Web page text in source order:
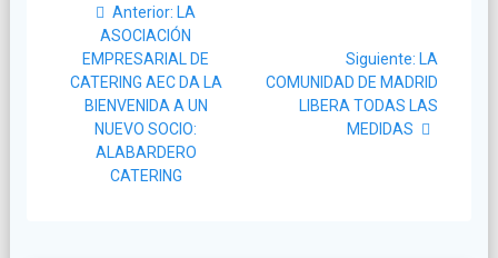
entradas
Anterior: Post
anterior:
LA
ASOCIACIÓN
EMPRESARIAL DE
CATERING AEC DA LA
BIENVENIDA A UN
NUEVO SOCIO:
ALABARDERO
CATERING
Siguiente: Siguiente
post:
LA
COMUNIDAD DE MADRID
LIBERA TODAS LAS
MEDIDAS